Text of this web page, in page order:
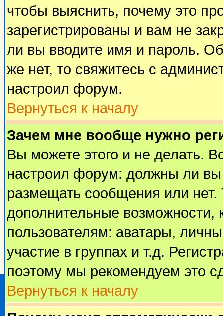
чтобы выяснить, почему это
зарегистрированы и вам не
ли вы вводите имя и пароль.
же нет, то свяжитесь с
настроил форум.
Вернуться к началу
Зачем мне вообще нужно
Вы можете этого и не делать.
настроил форум: должны ли вы
размещать сообщения или
дополнительные
пользователям: аватары,
участие в группах и т.д.
поэтому мы рекомендуем это
Вернуться к началу